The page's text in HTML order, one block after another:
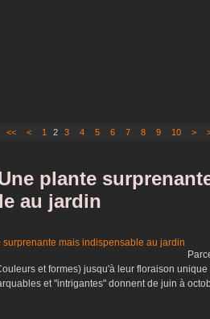
<< < 1 2 3 4 5 6 7 8 9 10 20
>
plante
au jardin
et formes) jusqu'à leur floraison
et "intrigantes" donnent de juin à